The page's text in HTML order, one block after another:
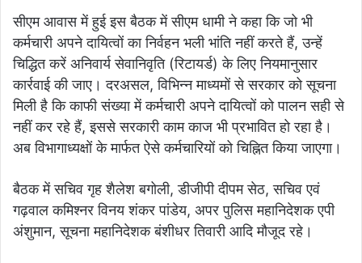
सीएम आवास में हुई इस बैठक में सीएम धामी ने कहा कि जो भी
कर्मचारी अपने दायित्वों का निर्वहन भली भांति नहीं करते हैं, उन्हें
चिद्धित करें अनिवार्य सेवानिवृति (रिटायर्ड) के लिए नियमानुसार
कार्रवाई की जाए। दरअसल, विभिन्न माध्यमों से सरकार को सूचना
मिली है कि काफी संख्या में कर्मचारी अपने दायित्वों को पालन सही से
नहीं कर रहे हैं, इससे सरकारी काम काज भी प्रभावित हो रहा है।
अब विभागाध्यक्षों के मार्फत ऐसे कर्मचारियों को चिह्नित किया जाएगा।
बैठक में सचिव गृह शैलेश बगोली, डीजीपी दीपम सेठ, सचिव एवं
गढ़वाल कमिश्नर विनय शंकर पांडेय, अपर पुलिस महानिदेशक एपी
अंशुमान, सूचना महानिदेशक बंशीधर तिवारी आदि मौजूद रहे।